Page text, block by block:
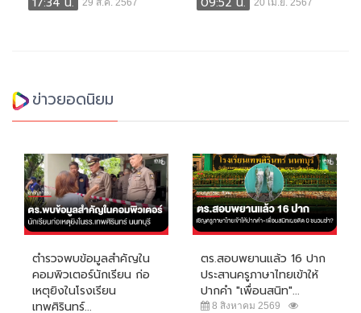
29 ส.ค. 2567 20 เม.ย. 2567
ข่าวยอดนิยม
ตำรวจพบข้อมูลสำคัญใน
คอมพิวเตอร์นักเรียน ก่อ
เหตุยิงในโรงเรียน
เทพศิรินทร์...
ตร.สอบพยานแล้ว 16 ปาก
ประสานครูภาษาไทยเข้าให้
ปากคำ "เพื่อนสนิท"...
8 สิงหาคม 2569